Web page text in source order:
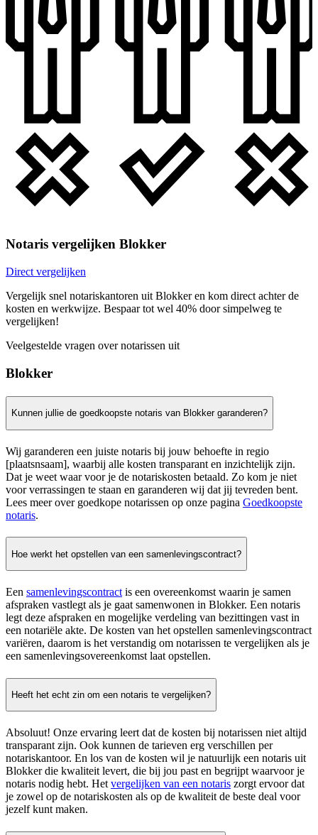
Notaris vergelijken Blokker
Direct vergelijken
Vergelijk snel notariskantoren uit Blokker en kom direct achter de
kosten en werkwijze. Bespaar tot wel 40% door simpelweg te
vergelijken!
Veelgestelde vragen over notarissen uit
Blokker
Kunnen jullie de goedkoopste notaris van Blokker garanderen?
Wij garanderen een juiste notaris bij jouw behoefte in regio
[plaatsnsaam], waarbij alle kosten transparant en inzichtelijk zijn.
Dat je weet waar voor je de notariskosten betaald. Zo kom je niet
voor verrassingen te staan en garanderen wij dat jij tevreden bent.
Lees meer over goedkope notarissen op onze pagina Goedkoopste
notaris.
Hoe werkt het opstellen van een samenlevingscontract?
Een samenlevingscontract is een overeenkomst waarin je samen
afspraken vastlegt als je gaat samenwonen in Blokker. Een notaris
legt deze afspraken en mogelijke verdeling van bezittingen vast in
een notariële akte. De kosten van het opstellen samenlevingscontract
variëren, daarom is het verstandig om notarissen te vergelijken als je
een samenlevingsovereenkomst laat opstellen.
Heeft het echt zin om een notaris te vergelijken?
Absoluut! Onze ervaring leert dat de kosten bij notarissen niet altijd
transparant zijn. Ook kunnen de tarieven erg verschillen per
notariskantoor. En los van de kosten wil je natuurlijk een notaris uit
Blokker die kwaliteit levert, die bij jou past en begrijpt waarvoor je
notaris nodig hebt. Hetvergelijken van een notaris zorgt ervoor dat
je zowel op de notariskosten als op de kwaliteit de beste deal voor
jezelf kunt maken.